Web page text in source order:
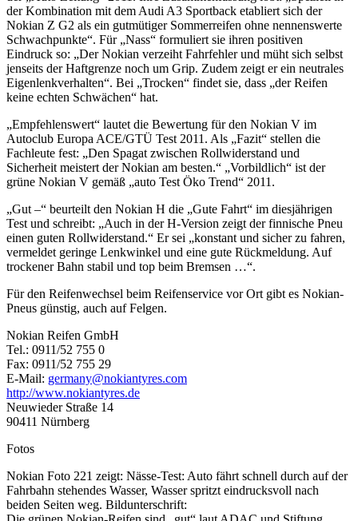
der Kombination mit dem Audi A3 Sportback etabliert sich der
Nokian Z G2 als ein gutmütiger Sommerreifen ohne nennenswerte
Schwachpunkte“. Für „Nass“ formuliert sie ihren positiven
Eindruck so: „Der Nokian verzeiht Fahrfehler und müht sich selbst
jenseits der Haftgrenze noch um Grip. Zudem zeigt er ein neutrales
Eigenlenkverhalten“. Bei „Trocken“ findet sie, dass „der Reifen
keine echten Schwächen“ hat.
„Empfehlenswert“ lautet die Bewertung für den Nokian V im
Autoclub Europa ACE/GTÜ Test 2011. Als „Fazit“ stellen die
Fachleute fest: „Den Spagat zwischen Rollwiderstand und
Sicherheit meistert der Nokian am besten.“ „Vorbildlich“ ist der
grüne Nokian V gemäß „auto Test Öko Trend“ 2011.
„Gut –“ beurteilt den Nokian H die „Gute Fahrt“ im diesjährigen
Test und schreibt: „Auch in der H-Version zeigt der finnische Pneu
einen guten Rollwiderstand.“ Er sei „konstant und sicher zu fahren,
vermeldet geringe Lenkwinkel und eine gute Rückmeldung. Auf
trockener Bahn stabil und top beim Bremsen …“.
Für den Reifenwechsel beim Reifenservice vor Ort gibt es Nokian-
Pneus günstig, auch auf Felgen.
Nokian Reifen GmbH
Tel.: 0911/52 755 0
Fax: 0911/52 755 29
E-Mail: germany@nokiantyres.com
http://www.nokiantyres.de
Neuwieder Straße 14
90411 Nürnberg
Fotos
Nokian Foto 221 zeigt: Nässe-Test: Auto fährt schnell durch auf der
Fahrbahn stehendes Wasser, Wasser spritzt eindrucksvoll nach
beiden Seiten weg. Bildunterschrift: